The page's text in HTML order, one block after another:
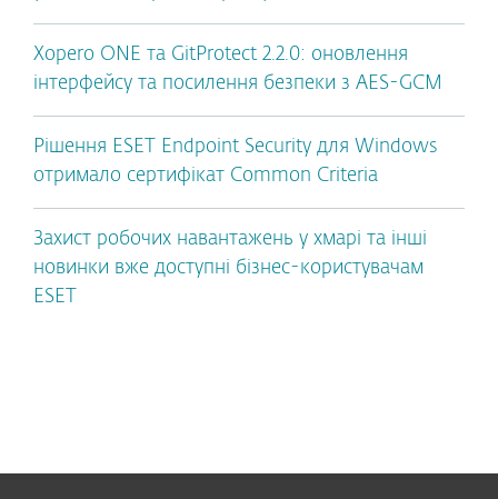
Xopero ONE та GitProtect 2.2.0: оновлення
інтерфейсу та посилення безпеки з AES-GCM
Рішення ESET Endpoint Security для Windows
отримало сертифікат Common Criteria
Захист робочих навантажень у хмарі та інші
новинки вже доступні бізнес-користувачам
ESET